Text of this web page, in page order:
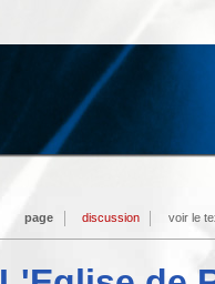
page discussion voir le